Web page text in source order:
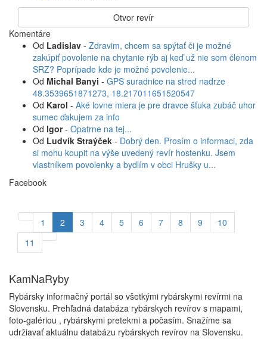
Otvor revír
Komentáre
Od Ladislav - Zdravim, chcem sa spýtať či je možné
zakúpiť povolenie na chytanie rýb aj keď už nie som členom
SRZ? Poprípade kde je možné povolenie...
Od Michal Banyi - GPS suradnice na stred nadrze
48.3539651871273, 18.217011651520547
Od Karol - Aké lovne miera je pre dravce šťuka zubáč uhor
sumec ďakujem za info
Od Igor- Opatrne na tej...
Od Ludvík Straýček - Dobrý den. Prosím o informaci, zda
si mohu koupit na výše uvedený revír hostenku. Jsem
vlastníkem povolenky a bydlím v obci Hrušky u...
Facebook
1 2 3 4 5 6 7 8 9
10
11
KamNaRyby
Rybársky informačný portál so všetkými rybárskymi revírmi na
Slovensku. Prehľadná databáza rybárskych revírov s mapami,
foto-galériou , rybárskymi pretekmi a počasím. Snažíme sa
udržiavať aktuálnu databázu rybárskych revírov na Slovensku.